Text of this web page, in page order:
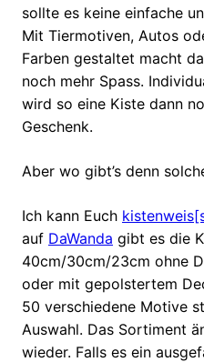
sollte es keine einfache
Mit Tiermotiven, Autos
Farben gestaltet macht
noch mehr Spass.
wird so eine Kiste dann
Geschenk.
Aber wo gibt’s denn
Ich kann Euch
auf DaWanda gibt es die
40cm/30cm/23cm ohne
oder mit gepolstertem
50 verschiedene Motive
Auswahl. Das Sortiment
wieder. Falls es ein